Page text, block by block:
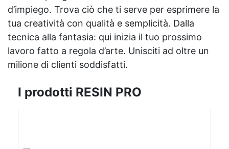
d’impiego. Trova ciò che ti serve per esprimere la
tua creatività con qualità e semplicità. Dalla
tecnica alla fantasia: qui inizia il tuo prossimo
lavoro fatto a regola d’arte. Unisciti ad oltre un
milione di clienti soddisfatti.
I prodotti RESIN PRO